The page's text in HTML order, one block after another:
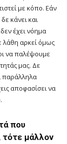
με κόπο. Εάν
κάνει και
έχει νόημα
λάθη αρκεί όμως
να παλέψουμε
μας. Δε
παράλληλα
αποφασίσει να
που
τότε μάλλον